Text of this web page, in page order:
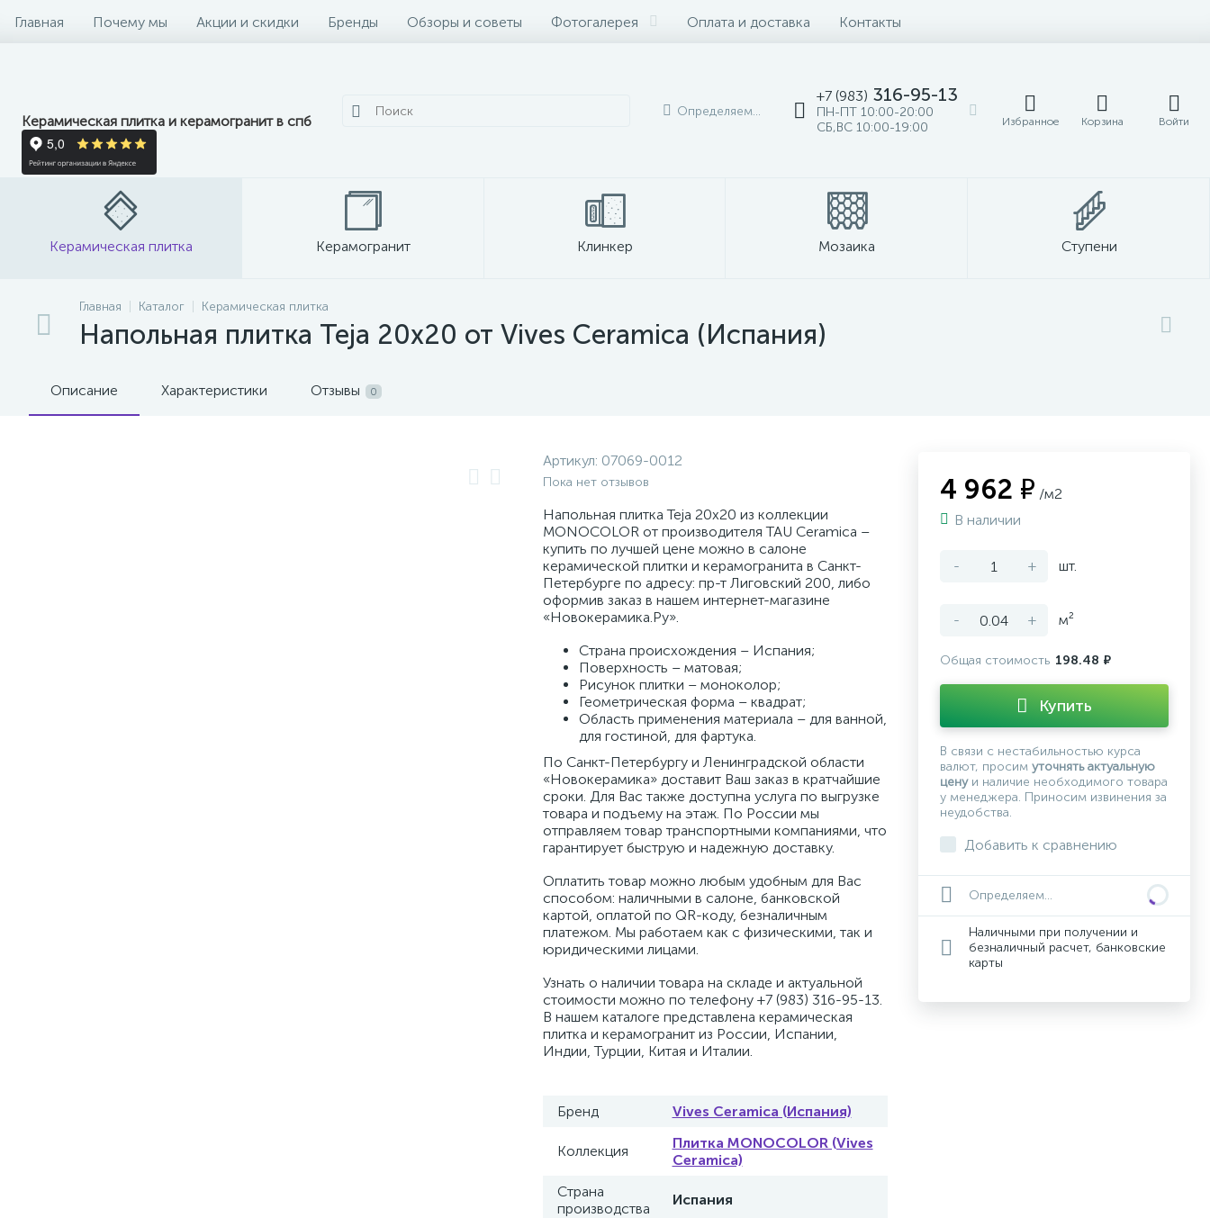
Главная Почему мы Акции и скидки Бренды Обзоры и советы Фотогалерея Оплата и доставка Контакты
Керамическая плитка и керамогранит в спб
Определяем...
+7 (983) 316-95-13
ПН-ПТ 10:00-20:00
СБ,ВС 10:00-19:00
Избранное Корзина Войти
Керамическая плитка Керамогранит Клинкер Мозаика Ступени
Главная Каталог Керамическая плитка
Напольная плитка Teja 20x20 от Vives Ceramica (Испания)
Описание Характеристики Отзывы 0
Артикул: 07069-0012
Пока нет отзывов
Напольная плитка Teja 20x20 из коллекции
MONOCOLOR от производителя TAU Ceramica –
купить по лучшей цене можно в салоне
керамической плитки и керамогранита в Санкт-
Петербурге по адресу: пр-т Лиговский 200, либо
оформив заказ в нашем интернет-магазине
«Новокерамика.Ру».
Страна происхождения – Испания;
Поверхность – матовая;
Рисунок плитки – моноколор;
Геометрическая форма – квадрат;
Область применения материала – для ванной,
для гостиной, для фартука.
По Санкт-Петербургу и Ленинградской области
«Новокерамика» доставит Ваш заказ в кратчайшие
сроки. Для Вас также доступна услуга по выгрузке
товара и подъему на этаж. По России мы
отправляем товар транспортными компаниями, что
гарантирует быструю и надежную доставку.
Оплатить товар можно любым удобным для Вас
способом: наличными в салоне, банковской
картой, оплатой по QR-коду, безналичным
платежом. Мы работаем как с физическими, так и
юридическими лицами.
Узнать о наличии товара на складе и актуальной
стоимости можно по телефону +7 (983) 316-95-13.
В нашем каталоге представлена керамическая
плитка и керамогранит из России, Испании,
Индии, Турции, Китая и Италии.
Бренд Vives Ceramica (Испания)
Коллекция
Плитка MONOCOLOR (Vives
Ceramica)
Страна
производства
Испания
4 962 ₽ /м2
В наличии
- + шт.
- + м²
Общая стоимость 198.48 ₽
Купить
В связи с нестабильностью курса
валют, просим уточнять актуальную
ценуи наличие необходимого товара
у менеджера. Приносим извинения за
неудобства.
Добавить к сравнению
Определяем...
Наличными при получении и
безналичный расчет, банковские
карты